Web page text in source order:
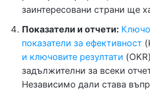
заинтересовани страни ще
Показатели и отчети:
показатели за ефективност
и ключовите резултати
задължителни за всеки
Независимо дали става